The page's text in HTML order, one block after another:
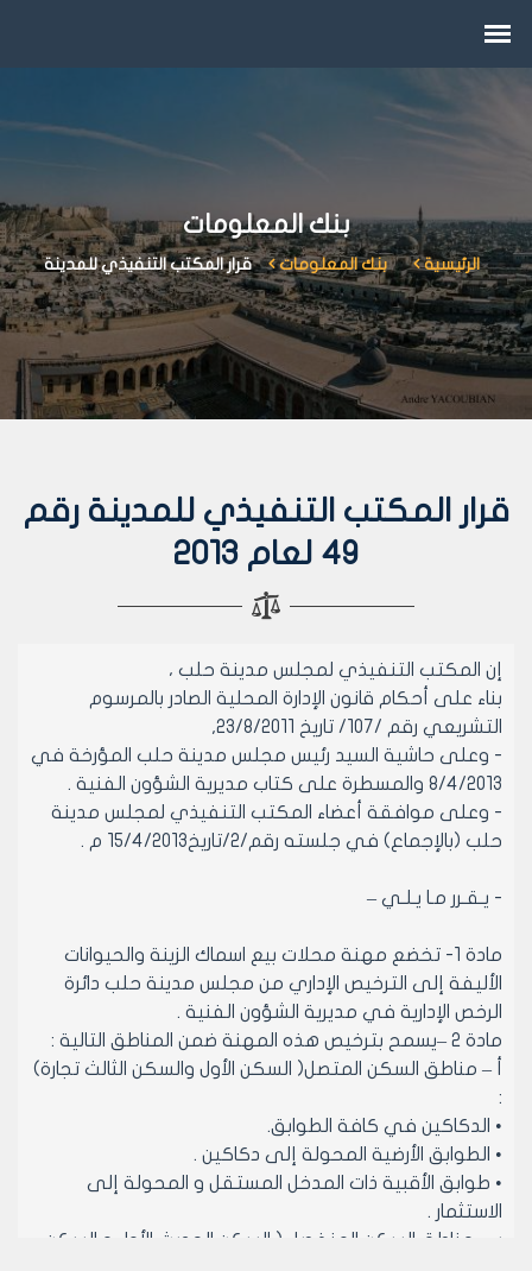
بنك المعلومات
الرئيسية بنك المعلومات قرار المكتب التنفيذي للمدينة
قرار المكتب التنفيذي للمدينة رقم
49 لعام 2013
إن المكتب التنفيذي لمجلس مدينة حلب ،
بناء على أحكام قانون الإدارة المحلية الصادر بالمرسوم
التشريعي رقم /107/ تاريخ 23/8/2011,
- وعلى حاشية السيد رئيس مجلس مدينة حلب المؤرخة في
8/4/2013 والمسطرة على كتاب مديرية الشؤون الفنية .
- وعلى موافقة أعضاء المكتب التنفيذي لمجلس مدينة
حلب (بالإجماع) في جلسته رقم/2/تاريخ15/4/2013 م .
- يـقـرر مـا يـلـي –
مادة 1- تخضع مهنة محلات بيع اسماك الزينة والحيوانات
الأليفة إلى الترخيص الإداري من مجلس مدينة حلب دائرة
الرخص الإدارية في مديرية الشؤون الفنية .
مادة 2 –يسمح بترخيص هذه المهنة ضمن المناطق التالية :
أ – مناطق السكن المتصل( السكن الأول والسكن الثالث تجارة)
:
• الدكاكين في كافة الطوابق.
• الطوابق الأرضية المحولة إلى دكاكين .
• طوابق الأقبية ذات المدخل المستقل و المحولة إلى
الاستثمار .
ب- مناطق السكن المنفصل ( السكن الحديث الأول و السكن